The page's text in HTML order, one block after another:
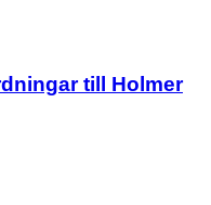
till Holmer